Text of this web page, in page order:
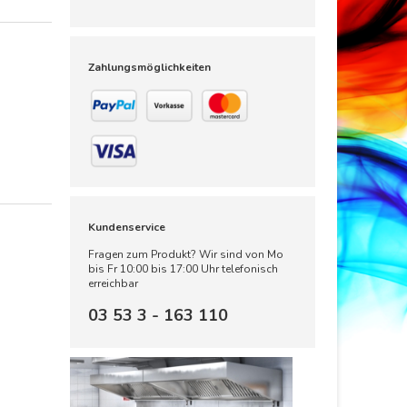
Zahlungsmöglichkeiten
Kundenservice
Fragen zum Produkt? Wir sind von Mo
bis Fr 10:00 bis 17:00 Uhr telefonisch
erreichbar
03 53 3 - 163 110